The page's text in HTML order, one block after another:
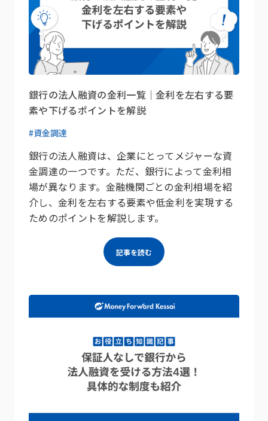
銀行の法人融資の金利一覧｜金利を左右する要
素や下げるポイントを解説
#資金調達
銀行の法人融資は、企業にとってメジャーな資
金調達の一つです。ただ、銀行によって金利相
場が異なります。金融機関ごとの金利相場を紹
介し、金利を左右する要素や低金利を実現する
ためのポイントを解説します。
記事を読む